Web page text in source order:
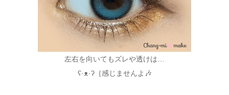
左右を向いてもズレや透けは…
ʕ·ᴥ·ʔ｛感じませんよ🎶